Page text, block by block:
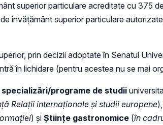
superior particulare acreditate cu 375
învățământ superior particulare
prin decizii adoptate în Senatul
în lichidare (pentru acestea nu se mai
specializări/programe de studii
Relații internaționale și studii europene),
ei) și Științe gastronomice (în